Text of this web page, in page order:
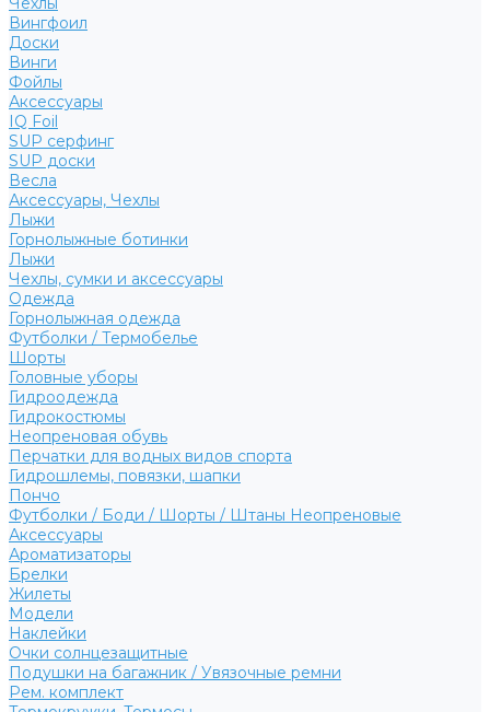
Вингфоил
Доски
Винги
Фойлы
Аксессуары
IQ Foil
SUP серфинг
SUP доски
Весла
Аксессуары, Чехлы
Лыжи
Горнолыжные ботинки
Лыжи
Чехлы, сумки и аксессуары
Одежда
Горнолыжная одежда
Футболки / Термобелье
Шорты
Головные уборы
Гидроодежда
Гидрокостюмы
Неопреновая обувь
Перчатки для водных видов спорта
Гидрошлемы, повязки, шапки
Пончо
Футболки / Боди / Шорты / Штаны Неопреновые
Аксессуары
Ароматизаторы
Брелки
Жилеты
Модели
Наклейки
Очки солнцезащитные
Подушки на багажник / Увязочные ремни
Рем. комплект